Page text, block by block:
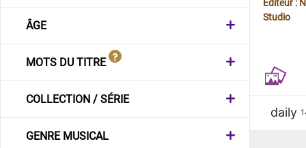
ÂGE
MOTS DU TITRE
COLLECTION / SÉRIE
GENRE MUSICAL
Éditeur :
Studio
daily